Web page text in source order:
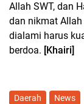
Allah SWT, dan
dan nikmat
dialami harus
berdoa. [Khairi]
Daerah News